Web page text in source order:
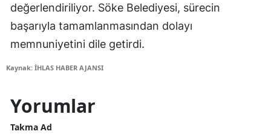
değerlendiriliyor. Söke Belediyesi, sürecin
başarıyla tamamlanmasından dolayı
memnuniyetini dile getirdi.
Kaynak: İHLAS HABER AJANSI
Yorumlar
Takma Ad